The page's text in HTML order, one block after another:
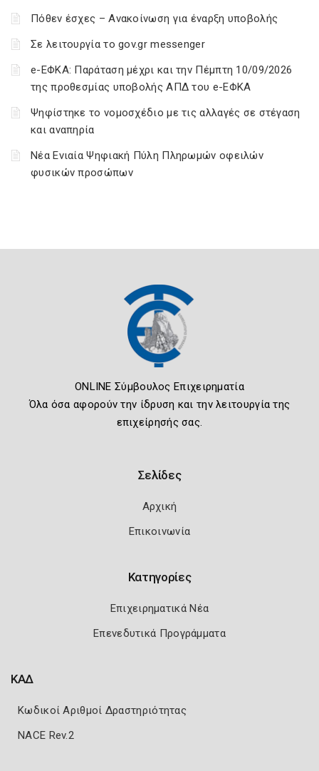
Πόθεν έσχες – Ανακοίνωση για έναρξη υποβολής
Σε λειτουργία το gov.gr messenger
e-ΕΦΚΑ: Παράταση μέχρι και την Πέμπτη 10/09/2026
της προθεσμίας υποβολής ΑΠΔ του e-ΕΦΚΑ
Ψηφίστηκε το νομοσχέδιο με τις αλλαγές σε στέγαση
και αναπηρία
Νέα Ενιαία Ψηφιακή Πύλη Πληρωμών οφειλών
φυσικών προσώπων
ONLINE Σύμβουλος Επιχειρηματία
Όλα όσα αφορούν την ίδρυση και την λειτουργία της
επιχείρησής σας.
Σελίδες
Αρχική
Επικοινωνία
Κατηγορίες
Επιχειρηματικά Νέα
Επενεδυτικά Προγράμματα
ΚΑΔ
Κωδικοί Αριθμοί Δραστηριότητας
NACE Rev.2